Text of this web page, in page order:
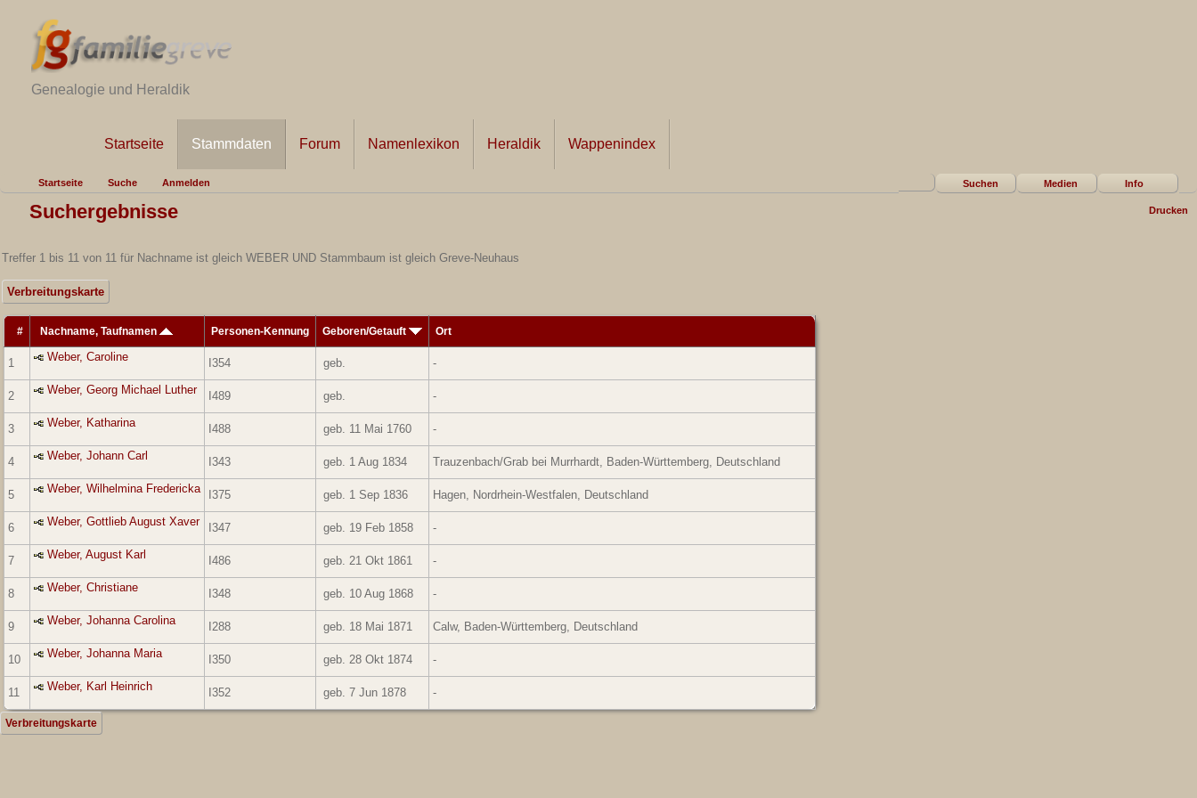
Genealogie und Heraldik
Startseite Stammdaten Forum Namenlexikon Heraldik Wappenindex
Suchen Medien Info
Startseite Suche Anmelden
Drucken
Suchergebnisse
Treffer 1 bis 11 von 11 für Nachname ist gleich WEBER UND Stammbaum ist gleich Greve-Neuhaus
Verbreitungskarte
# Nachname, Taufnamen Personen-Kennung Geboren/Getauft Ort
1 Weber, Caroline I354 geb. -
2 Weber, Georg Michael Luther I489 geb. -
3 Weber, Katharina I488 geb. 11 Mai 1760 -
4 Weber, Johann Carl I343 geb. 1 Aug 1834 Trauzenbach/Grab bei Murrhardt, Baden-Württemberg, Deutschland
5 Weber, Wilhelmina Fredericka I375 geb. 1 Sep 1836 Hagen, Nordrhein-Westfalen, Deutschland
6 Weber, Gottlieb August Xaver I347 geb. 19 Feb 1858 -
7 Weber, August Karl I486 geb. 21 Okt 1861 -
8 Weber, Christiane I348 geb. 10 Aug 1868 -
9 Weber, Johanna Carolina I288 geb. 18 Mai 1871 Calw, Baden-Württemberg, Deutschland
10 Weber, Johanna Maria I350 geb. 28 Okt 1874 -
11 Weber, Karl Heinrich I352 geb. 7 Jun 1878 -
Verbreitungskarte